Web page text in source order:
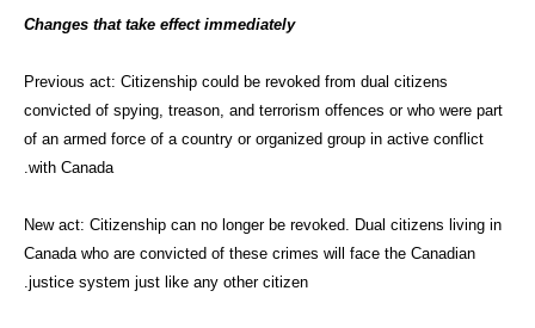
Changes that take effect immediately
Previous act: Citizenship could be revoked from dual citizens
convicted of spying, treason, and terrorism offences or who were part
of an armed force of a country or organized group in active conflict
with Canada.
New act: Citizenship can no longer be revoked. Dual citizens living in
Canada who are convicted of these crimes will face the Canadian
justice system just like any other citizen.